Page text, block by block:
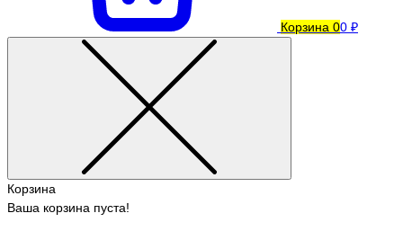
Корзина 00 ₽
Корзина
Ваша корзина пуста!